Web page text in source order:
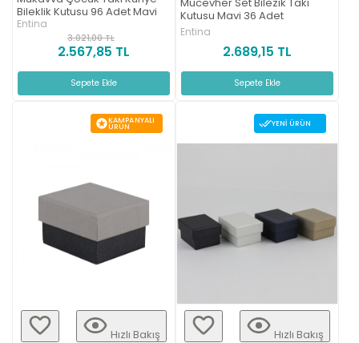
Bileklik Kutusu 96 Adet Mavi
Entina
3.021,00 TL
2.567,85 TL
Sepete Ekle
Kutusu Mavi 36 Adet
Entina
2.689,15 TL
Sepete Ekle
KAMPANYALI
ÜRÜN
Hızlı Bakış
YENI ÜRÜN
Hızlı Bakış